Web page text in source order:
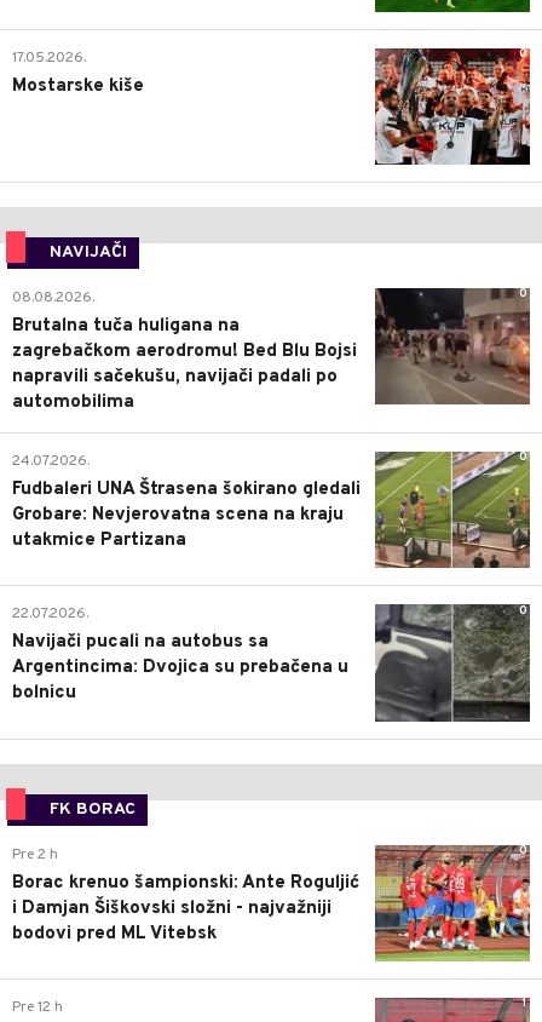
0
17.05.2026.
Mostarske kiše
NAVIJAČI
0
08.08.2026.
Brutalna tuča huligana na
zagrebačkom aerodromu! Bed Blu Bojsi
napravili sačekušu, navijači padali po
automobilima
0
24.07.2026.
Fudbaleri UNA Štrasena šokirano gledali
Grobare: Nevjerovatna scena na kraju
utakmice Partizana
0
22.07.2026.
Navijači pucali na autobus sa
Argentincima: Dvojica su prebačena u
bolnicu
FK BORAC
0
Pre 2 h
Borac krenuo šampionski: Ante Roguljić
i Damjan Šiškovski složni - najvažniji
bodovi pred ML Vitebsk
1
Pre 12 h